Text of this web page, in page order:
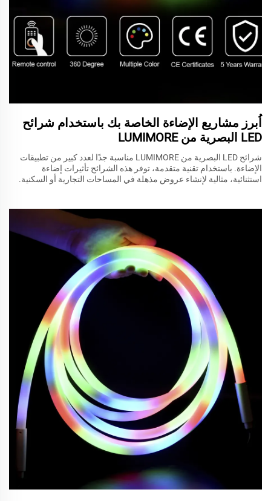
اُبرز مشاريع الإضاءة الخاصة بك باستخدام شرائح
LED البصرية من LUMIMORE
شرائح LED البصرية من LUMIMORE مناسبة جدًا لعدد كبير من تطبيقات
الإضاءة. باستخدام تقنية متقدمة، توفر هذه الشرائح تأثيرات إضاءة
استثنائية، مثالية لإنشاء عروض مذهلة في المساحات التجارية أو السكنية.